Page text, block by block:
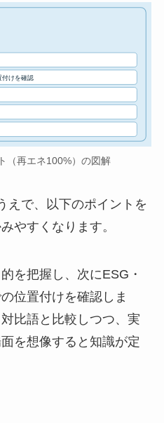
付けを確認
（再エネ100%）の図解
えで、以下のポイントを
やすくなります。
を把握し、次にESG・
位置付けを確認しま
比語と比較しつつ、実
を想像すると知識が定